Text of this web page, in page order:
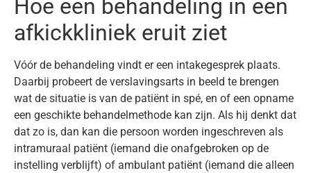
Hoe een behandeling in een
afkickkliniek eruit ziet
Vóór de behandeling vindt er een intakegesprek plaats.
Daarbij probeert de verslavingsarts in beeld te brengen
wat de situatie is van de patiënt in spé, en of een opname
een geschikte behandelmethode kan zijn. Als hij denkt dat
dat zo is, dan kan die persoon worden ingeschreven als
intramuraal patiënt (iemand die onafgebroken op de
instelling verblijft) of ambulant patiënt (iemand die alleen